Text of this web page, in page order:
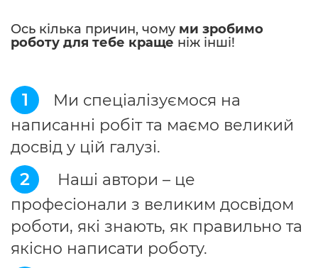
Ось кілька причин, чому ми зробимо
роботу для тебе краще ніж інші!
1
Ми спеціалізуємося на
написанні робіт та маємо великий
досвід у цій галузі.
2
Наші автори – це
професіонали з великим досвідом
роботи, які знають, як правильно та
якісно написати роботу.